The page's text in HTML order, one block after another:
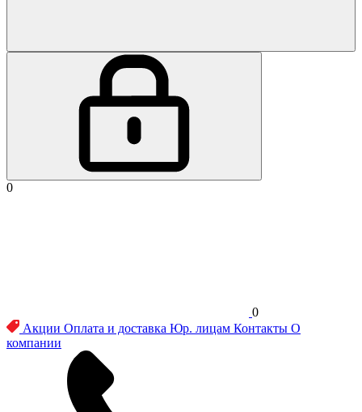
0
0
Акции Оплата и доставка Юр. лицам Контакты О
компании